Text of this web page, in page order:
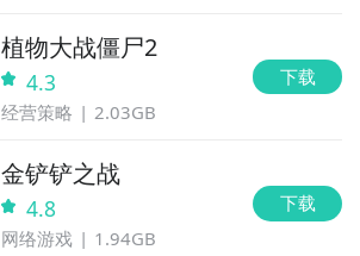
植物大战僵尸2
4.3
经营策略 2.03GB
下载
金铲铲之战
4.8
网络游戏 1.94GB
下载